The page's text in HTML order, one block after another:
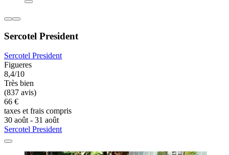
Sercotel President
Sercotel President
Figueres
8,4/10
Très bien
(837 avis)
66 €
taxes et frais compris
30 août - 31 août
Sercotel President